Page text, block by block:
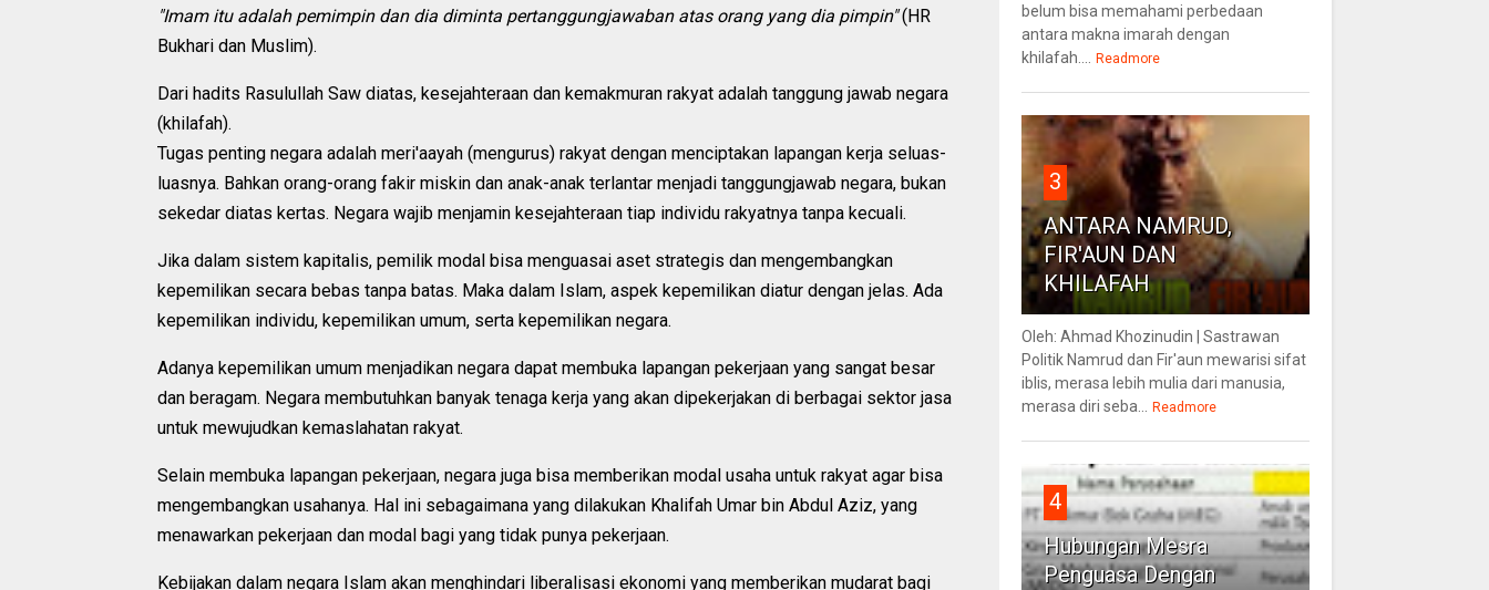
"Imam itu adalah pemimpin dan dia diminta pertanggungjawaban atas orang yang dia pimpin"(HR
Bukhari dan Muslim).
Dari hadits Rasulullah Saw diatas, kesejahteraan dan kemakmuran rakyat adalah tanggung jawab negara
(khilafah).
Tugas penting negara adalah meri'aayah (mengurus) rakyat dengan menciptakan lapangan kerja seluas-
luasnya. Bahkan orang-orang fakir miskin dan anak-anak terlantar menjadi tanggungjawab negara, bukan
sekedar diatas kertas. Negara wajib menjamin kesejahteraan tiap individu rakyatnya tanpa kecuali.
Jika dalam sistem kapitalis, pemilik modal bisa menguasai aset strategis dan mengembangkan
kepemilikan secara bebas tanpa batas. Maka dalam Islam, aspek kepemilikan diatur dengan jelas. Ada
kepemilikan individu, kepemilikan umum, serta kepemilikan negara.
Adanya kepemilikan umum menjadikan negara dapat membuka lapangan pekerjaan yang sangat besar
dan beragam. Negara membutuhkan banyak tenaga kerja yang akan dipekerjakan di berbagai sektor jasa
untuk mewujudkan kemaslahatan rakyat.
Selain membuka lapangan pekerjaan, negara juga bisa memberikan modal usaha untuk rakyat agar bisa
mengembangkan usahanya. Hal ini sebagaimana yang dilakukan Khalifah Umar bin Abdul Aziz, yang
menawarkan pekerjaan dan modal bagi yang tidak punya pekerjaan.
Kebijakan dalam negara Islam akan menghindari liberalisasi ekonomi yang memberikan mudarat bagi
belum bisa memahami perbedaan
antara makna imarah dengan
khilafah....
Readmore
3
ANTARA NAMRUD,
FIR'AUN DAN
KHILAFAH
Oleh: Ahmad Khozinudin | Sastrawan
Politik Namrud dan Fir'aun mewarisi sifat
iblis, merasa lebih mulia dari manusia,
merasa diri seba...
Readmore
4
Hubungan Mesra
Penguasa Dengan